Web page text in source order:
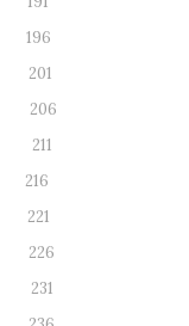
196
201
206
211
216
221
226
231